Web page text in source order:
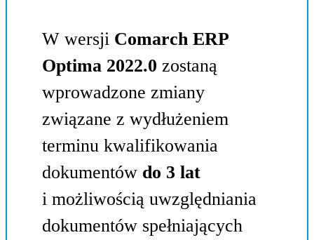
W wersji Comarch ERP
Optima 2022.0 zostaną
wprowadzone zmiany
związane z wydłużeniem
terminu kwalifikowania
dokumentów do 3 lat
i możliwością uwzględniania
dokumentów spełniających